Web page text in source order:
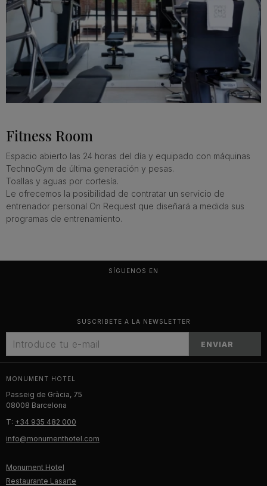
Fitness Room
Espacio abierto las 24 horas del día y equipado con máquinas
TechnoGym de última generación y pesas.
Toallas y aguas por cortesía.
Le ofrecemos la posibilidad de contratar un servicio de
entrenador personal On Request que diseñará a medida sus
programas de entrenamiento.
SÍGUENOS EN
SUSCRIBETE A LA NEWSLETTER
ENVIAR
MONUMENT HOTEL
Passeig de Gràcia, 75
08008 Barcelona
T: +34 935 482 000
info@monumenthotel.com
Monument Hotel
Restaurante Lasarte